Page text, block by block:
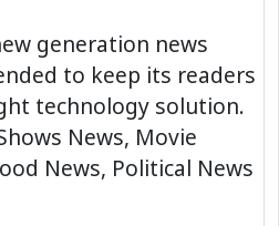
generation news
to keep its readers
technology solution.
News, Movie
News, Political News